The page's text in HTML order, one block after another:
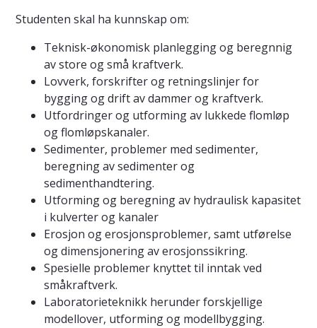
Studenten skal ha kunnskap om:
Teknisk-økonomisk planlegging og beregnnig
av store og små kraftverk.
Lovverk, forskrifter og retningslinjer for
bygging og drift av dammer og kraftverk.
Utfordringer og utforming av lukkede flomløp
og flomløpskanaler.
Sedimenter, problemer med sedimenter,
beregning av sedimenter og
sedimenthandtering.
Utforming og beregning av hydraulisk kapasitet
i kulverter og kanaler
Erosjon og erosjonsproblemer, samt utførelse
og dimensjonering av erosjonssikring.
Spesielle problemer knyttet til inntak ved
småkraftverk.
Laboratorieteknikk herunder forskjellige
modellover, utforming og modellbygging.